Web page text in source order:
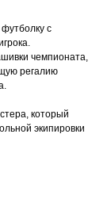
с
чемпионата,
регалию
который
экипировки